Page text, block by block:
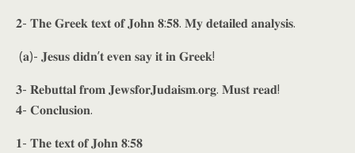
𝟐- 𝐓𝐡𝐞 𝐆𝐫𝐞𝐞𝐤 𝐭𝐞𝐱𝐭 𝐨𝐟 𝐉𝐨𝐡𝐧 𝟖:𝟓𝟖. 𝐌𝐲 𝐝𝐞𝐭𝐚𝐢𝐥𝐞𝐝 𝐚𝐧𝐚𝐥𝐲𝐬𝐢𝐬.
(𝐚)- 𝐉𝐞𝐬𝐮𝐬 𝐝𝐢𝐝𝐧’𝐭 𝐞𝐯𝐞𝐧 𝐬𝐚𝐲 𝐢𝐭 𝐢𝐧 𝐆𝐫𝐞𝐞𝐤!
𝟑- 𝐑𝐞𝐛𝐮𝐭𝐭𝐚𝐥 𝐟𝐫𝐨𝐦 𝐉𝐞𝐰𝐬𝐟𝐨𝐫𝐉𝐮𝐝𝐚𝐢𝐬𝐦.𝐨𝐫𝐠. 𝐌𝐮𝐬𝐭 𝐫𝐞𝐚𝐝!
𝟒- 𝐂𝐨𝐧𝐜𝐥𝐮𝐬𝐢𝐨𝐧.
𝟏- 𝐓𝐡𝐞 𝐭𝐞𝐱𝐭 𝐨𝐟 𝐉𝐨𝐡𝐧 𝟖:𝟓𝟖